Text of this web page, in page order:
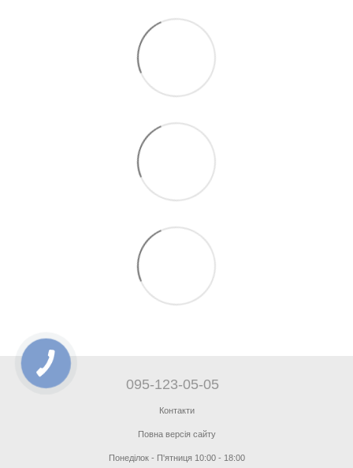
095-123-05-05
Контакти
Повна версія сайту
Понеділок - П'ятниця 10:00 - 18:00